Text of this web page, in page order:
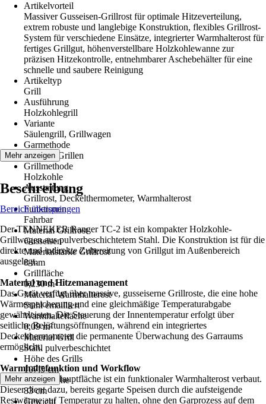
Artikelvorteil
Massiver Gusseisen-Grillrost für optimale Hitzeverteilung,
extrem robuste und langlebige Konstruktion, flexibles Grillrost-
System für verschiedene Einsätze, integrierter Warmhalterost für
fertiges Grillgut, höhenverstellbare Holzkohlewanne zur
präzisen Hitzekontrolle, entnehmbarer Aschebehälter für eine
schnelle und saubere Reinigung
Artikeltyp
Grill
Ausführung
Holzkohlegrill
Variante
Säulengrill, Grillwagen
Garmethode
Direktes Grillen
Grillmethode
Holzkohle
Ausstattung
Grillrost, Deckelthermometer, Warmhalterost
Funktionen
Fahrbar
Material Grillrost
Gusseisen
Materialstärke Grillrost
8 mm
Grillfläche
0,230 m²
Material Warmhalterost
Stahl emailliert
Warmhaltefläche
0,09 m²
Material Grill
Stahl pulverbeschichtet
Höhe des Grills
107,5 cm
Arbeitshöhe
83 cm
Gewicht
Mehr anzeigen
Beschreibung
Bereich überspringen
Der TENNEKER Ranger TC-2 ist ein kompakter Holzkohle-
Grillwagen aus pulverbeschichtetem Stahl. Die Konstruktion ist für die
direkte und indirekte Zubereitung von Grillgut im Außenbereich
ausgelegt.
Material und Hitzemanagement
Das Gerät verfügt über massive, gusseiserne Grillroste, die eine hohe
Wärmespeicherung und eine gleichmäßige Temperaturabgabe
gewährleisten. Die Steuerung der Innentemperatur erfolgt über
seitliche Belüftungsöffnungen, während ein integriertes
Deckelthermometer die permanente Überwachung des Garraums
ermöglicht.
Warmhaltefunktion und Workflow
Zusätzlich zur Hauptfläche ist ein funktionaler Warmhalterost verbaut.
Dieser dient dazu, bereits gegarte Speisen durch die aufsteigende
Restwärme auf Temperatur zu halten, ohne den Garprozess auf dem
Mehr anzeigen